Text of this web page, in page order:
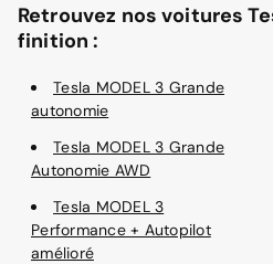
Retrouvez nos voitures
finition :
Tesla MODEL 3 Grande
autonomie
Tesla MODEL 3 Grande
Autonomie AWD
Tesla MODEL 3
Performance + Autopilot
amélioré